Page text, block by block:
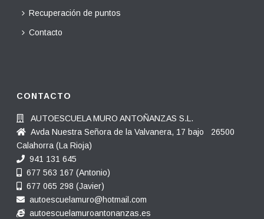
Recuperación de puntos
Contacto
CONTACTO
AUTOESCUELA MURO ANTOÑANZAS S.L.
Avda Nuestra Señora de la Valvanera, 17 bajo 26500
Calahorra (La Rioja)
941 131 645
677 563 167 (Antonio)
677 065 298 (Javier)
autoescuelamuro@hotmail.com
autoescuelamuroantonanzas.es